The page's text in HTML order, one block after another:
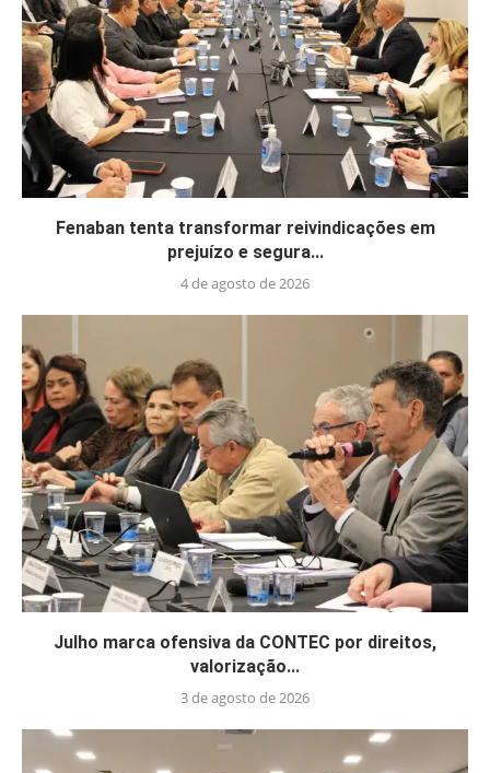
Fenaban tenta transformar reivindicações em
prejuízo e segura...
4 de agosto de 2026
Julho marca ofensiva da CONTEC por direitos,
valorização...
3 de agosto de 2026